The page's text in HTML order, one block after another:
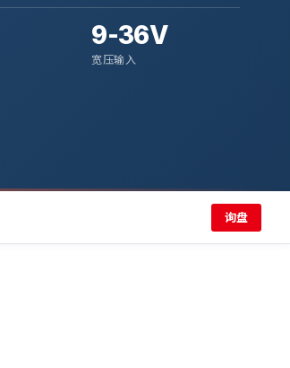
9-36V
宽压输入
询盘